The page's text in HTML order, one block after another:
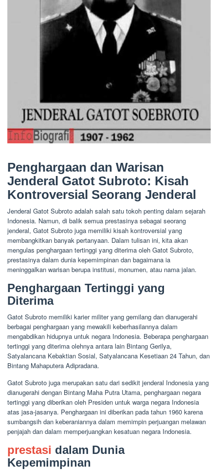
Penghargaan dan Warisan
Jenderal Gatot Subroto: Kisah
Kontroversial Seorang Jenderal
Jenderal Gatot Subroto adalah salah satu tokoh penting dalam sejarah
Indonesia. Namun, di balik semua prestasinya sebagai seorang
jenderal, Gatot Subroto juga memiliki kisah kontroversial yang
membangkitkan banyak pertanyaan. Dalam tulisan ini, kita akan
mengulas penghargaan tertinggi yang diterima oleh Gatot Subroto,
prestasinya dalam dunia kepemimpinan dan bagaimana ia
meninggalkan warisan berupa institusi, monumen, atau nama jalan.
Penghargaan Tertinggi yang
Diterima
Gatot Subroto memiliki karier militer yang gemilang dan dianugerahi
berbagai penghargaan yang mewakili keberhasilannya dalam
mengabdikan hidupnya untuk negara Indonesia. Beberapa penghargaan
tertinggi yang diterima olehnya antara lain Bintang Gerilya,
Satyalancana Kebaktian Sosial, Satyalancana Kesetiaan 24 Tahun, dan
Bintang Mahaputera Adipradana.
Gatot Subroto juga merupakan satu dari sedikit jenderal Indonesia yang
dianugerahi dengan Bintang Maha Putra Utama, penghargaan negara
tertinggi yang diberikan oleh Presiden untuk warga negara Indonesia
atas jasa-jasanya. Penghargaan ini diberikan pada tahun 1960 karena
sumbangsih dan keberaniannya dalam memimpin perjuangan melawan
penjajah dan dalam memperjuangkan kesatuan negara Indonesia.
prestasi dalam Dunia
Kepemimpinan